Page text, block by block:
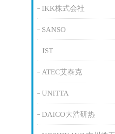
IKK株式会社
SANSO
JST
ATEC艾泰克
UNITTA
DAICO大浩研热